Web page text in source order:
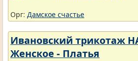
Орг: Дамское счастье
Ивановский трикотаж
Женское - Платья